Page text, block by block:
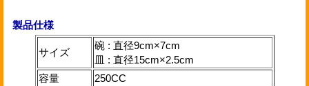
製品仕様
サイズ
碗 : 直径9cm×7cm
皿 : 直径15cm×2.5cm
容量
250CC